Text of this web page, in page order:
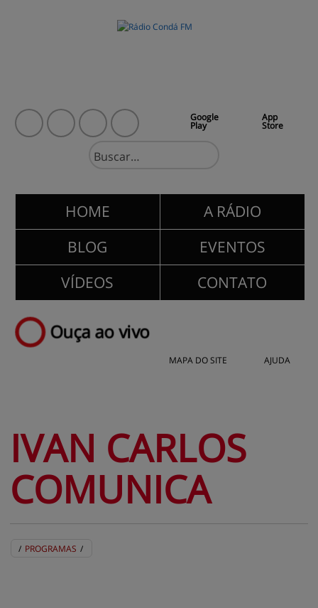
App
Store
Google
Play
HOME
A RÁDIO
BLOG
EVENTOS
VÍDEOS
CONTATO
Ouça ao vivo
MAPA DO SITE AJUDA
IVAN CARLOS
COMUNICA
/ PROGRAMAS /